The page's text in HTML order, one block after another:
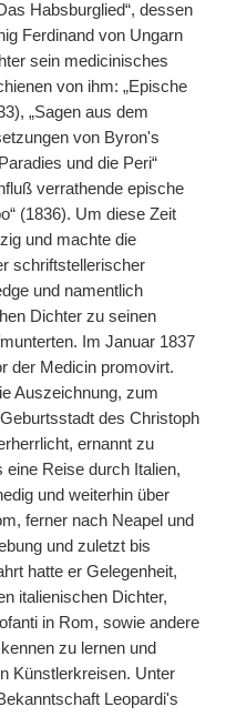
Habsburglied“, dessen
Ferdinand von Ungarn
sein medicinisches
von ihm: „Epische
„Sagen aus dem
von Byron's
und die Peri“
verrathende epische
(1836). Um diese Zeit
und machte die
schriftstellerischer
und namentlich
Dichter zu seinen
Im Januar 1837
der Medicin promovirt.
Auszeichnung, zum
des Christoph
ernannt zu
eine Reise durch Italien,
und weiterhin über
ferner nach Neapel und
und zuletzt bis
hatte er Gelegenheit,
italienischen Dichter,
in Rom, sowie andere
zu lernen und
Künstlerkreisen. Unter
Leopardi's